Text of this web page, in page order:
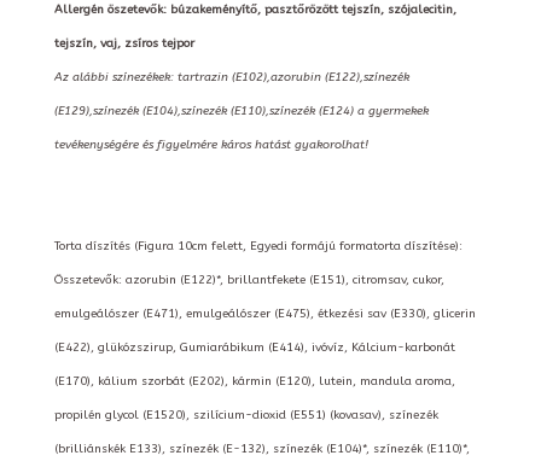
Allergén öszetevők: búzakeményítő, pasztőrözött tejszín, szójalecitin,
tejszín, vaj, zsíros tejpor
Az alábbi színezékek: tartrazin (E102),azorubin (E122),színezék
(E129),színezék (E104),színezék (E110),színezék (E124) a gyermekek
tevékenységére és figyelmére káros hatást gyakorolhat!
Torta díszítés (Figura 10cm felett, Egyedi formájú formatorta díszítése):
Összetevők: azorubin (E122)*, brillantfekete (E151), citromsav, cukor,
emulgeálószer (E471), emulgeálószer (E475), étkezési sav (E330), glicerin
(E422), glükózszirup, Gumiarábikum (E414), ivóvíz, Kálcium-karbonát
(E170), kálium szorbát (E202), kármin (E120), lutein, mandula aroma,
propilén glycol (E1520), szilícium-dioxid (E551) (kovasav), színezék
(brilliánskék E133), színezék (E-132), színezék (E104)*, színezék (E110)*,